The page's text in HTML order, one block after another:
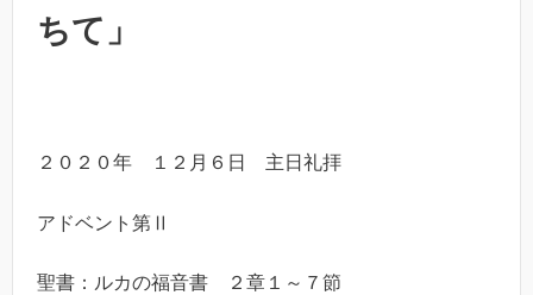
ちて」
２０２０年 １２月６日 主日礼拝
アドベント第Ⅱ
聖書：ルカの福音書 ２章１～７節